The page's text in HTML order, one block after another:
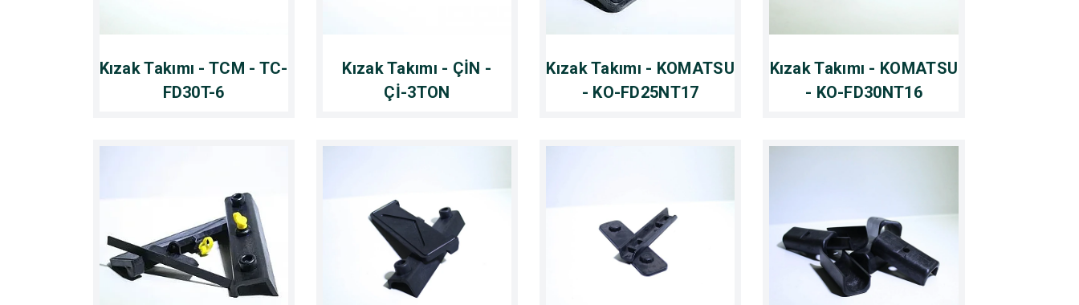
Kızak Takımı - TCM - TC-
FD30T-6
Kızak Takımı - ÇİN -
Çİ-3TON
Kızak Takımı - KOMATSU
- KO-FD25NT17
Kızak Takımı - KOMATSU
- KO-FD30NT16